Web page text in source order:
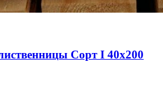
Сорт I 40х200